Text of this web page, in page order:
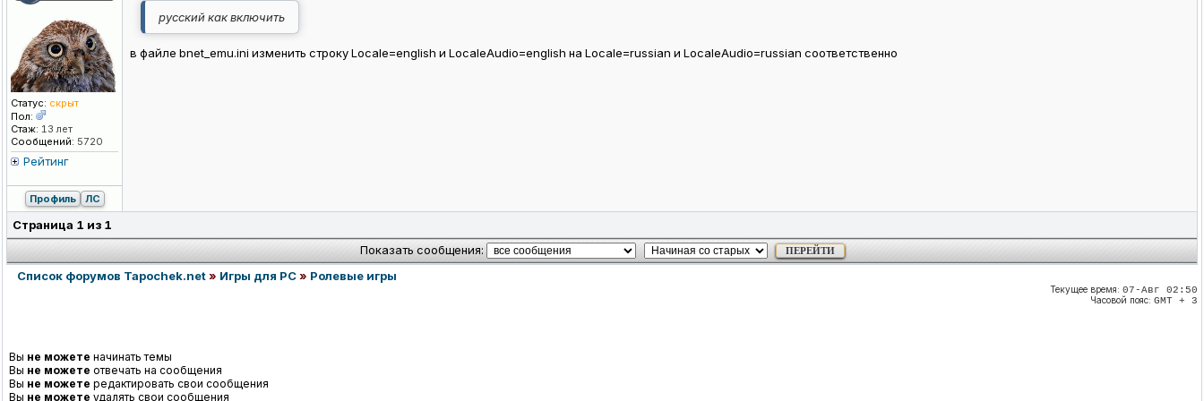
Статус: скрыт
Пол:
Стаж: 13 лет
Сообщений: 5720
Рейтинг
русский как включить
в файле bnet_emu.ini изменить строку Locale=english и LocaleAudio=english на Locale=russian и LocaleAudio=russian соответственно
Профиль ЛС
Страница 1 из 1
Показать сообщения:
Список форумов Tapochek.net» Игры для PC» Ролевые игры
Текущее время: 07-Авг 02:50
Часовой пояс: GMT + 3
Вы не можете начинать темы
Вы не можете отвечать на сообщения
Вы не можете редактировать свои сообщения
Вы не можете удалять свои сообщения